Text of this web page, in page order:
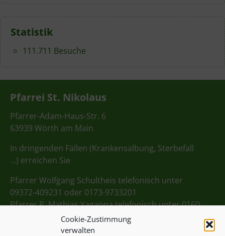
Cookie-Zustimmung
verwalten
Statistik
111.711 Besuche
Pfarrei St. Nikolaus
Pfarrer-Adam-Haus-Str. 6
63939 Wörth am Main
In dringenden Fällen (Krankensalbung, Sterbefall
…) erreichen Sie
Pfarrer Wolfgang Schultheis telefonisch unter
09372-409231 oder 0173-9733201
Pfarrer P. Mathias Yagappa telefonisch unter 0160